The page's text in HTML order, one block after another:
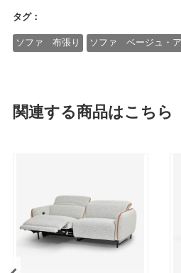
タグ：
ソファ 布張り ソファ ベージュ・
関連する商品はこちら